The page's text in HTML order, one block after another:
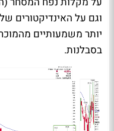
וגם על האינדיקטורים
יותר משמעותיים
בסבלנות.